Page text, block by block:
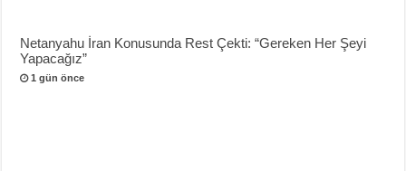
Netanyahu İran Konusunda Rest Çekti: “Gereken Her Şeyi
Yapacağız”
1 gün önce